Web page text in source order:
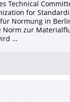
Technical
for
Normung in
Norm zur
…